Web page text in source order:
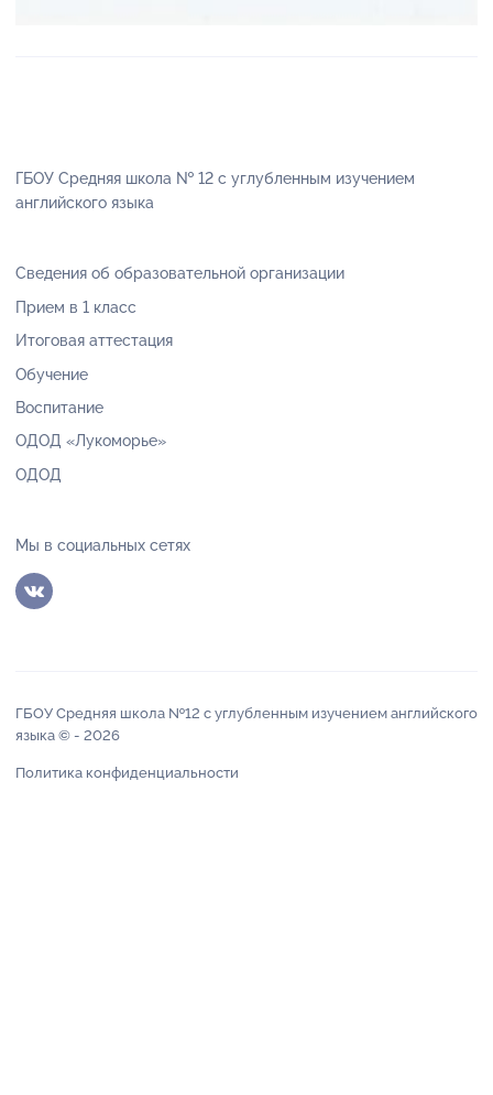
ГБОУ Средняя школа № 12 с углубленным изучением
английского языка
Сведения об образовательной организации
Прием в 1 класс
Итоговая аттестация
Обучение
Воспитание
ОДОД «Лукоморье»
ОДОД
Мы в социальных сетях
ГБОУ Средняя школа №12 с углубленным изучением английского
языка © - 2026
Политика конфиденциальности